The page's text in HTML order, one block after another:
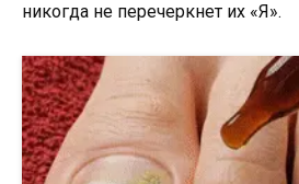
никогда не перечеркнет их «Я».